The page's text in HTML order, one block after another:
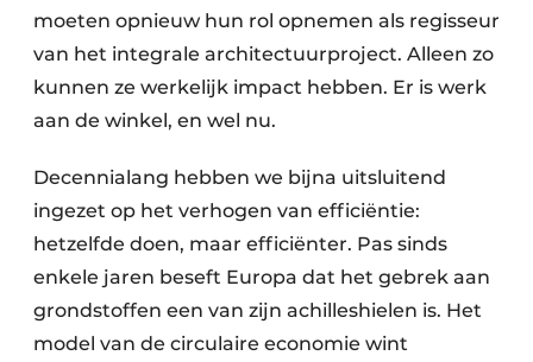
moeten opnieuw hun rol opnemen als regisseur
van het integrale architectuurproject. Alleen zo
kunnen ze werkelijk impact hebben. Er is werk
aan de winkel, en wel nu.
Decennialang hebben we bijna uitsluitend
ingezet op het verhogen van efficiëntie:
hetzelfde doen, maar efficiënter. Pas sinds
enkele jaren beseft Europa dat het gebrek aan
grondstoffen een van zijn achilleshielen is. Het
model van de circulaire economie wint